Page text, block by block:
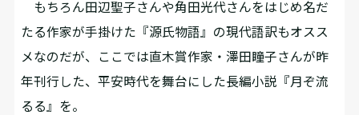
もちろん田辺聖子さんや角田光代さんをはじめ名だ
たる作家が手掛けた『源氏物語』の現代語訳もオスス
メなのだが、ここでは直木賞作家・澤田瞳子さんが昨
年刊行した、平安時代を舞台にした長編小説『月ぞ流
るる』を。